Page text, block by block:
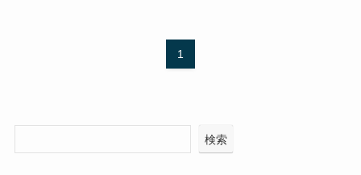
1
検索